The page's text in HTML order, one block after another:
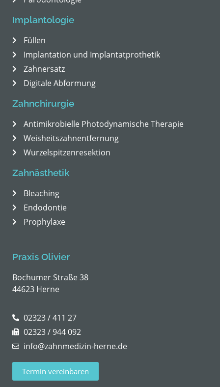
Implantologie
Füllen
Implantation und Implantatprothetik
Zahnersatz
Digitale Abformung
Zahnchirurgie
Antimikrobielle Photodynamische Therapie
Weisheitszahnentfernung
Wurzelspitzenresektion
Zahnästhetik
Bleaching
Endodontie
Prophylaxe
Praxis Olivier
Bochumer Straße 38
44623 Herne
02323 / 411 27
02323 / 944 092
info@zahnmedizin-herne.de
Termin vereinbaren